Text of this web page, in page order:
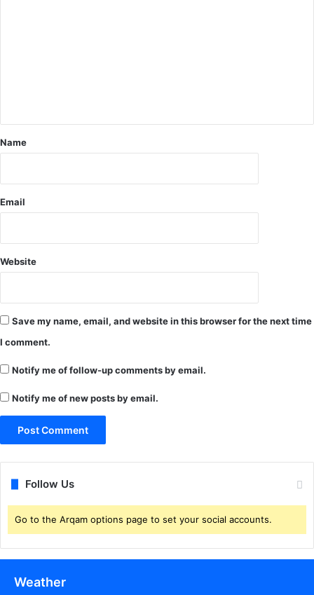
ल
Name
Email
Website
Save my name, email, and website in this browser for the next time
I comment.
Notify me of follow-up comments by email.
Notify me of new posts by email.
Follow Us
Go to the Arqam options page to set your social accounts.
Weather